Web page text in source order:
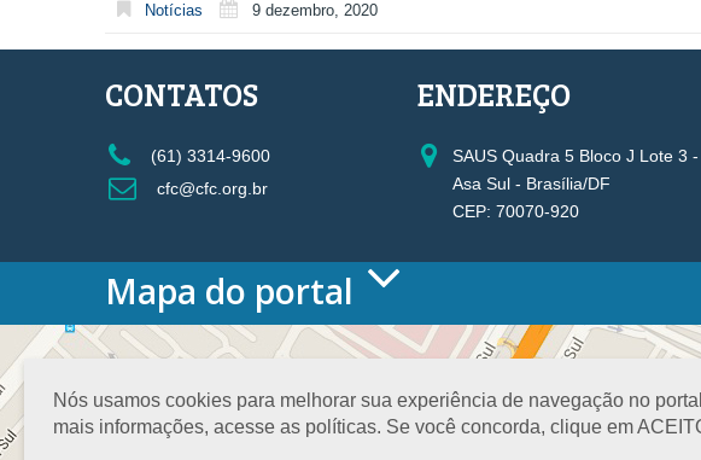
Notícias 9 dezembro, 2020
Nós usamos cookies para melhorar sua experiência de navegação no
mais informações, acesse as políticas. Se você concorda, clique em
CONTATOS
(61) 3314-9600
cfc@cfc.org.br
ENDEREÇO
SAUS Quadra 5 Bloco J Lote 3
Asa Sul - Brasília/DF
CEP: 70070-920
Mapa do portal
HOME
O CONSELHO
Conselho Diretor
Nossa Sede
Planejamento
VICE-
Controle